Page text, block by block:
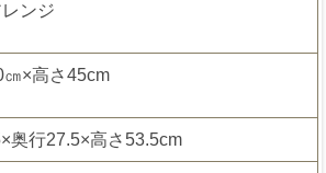
ンジ
㎝×高さ45cm
奥行27.5×高さ53.5cm